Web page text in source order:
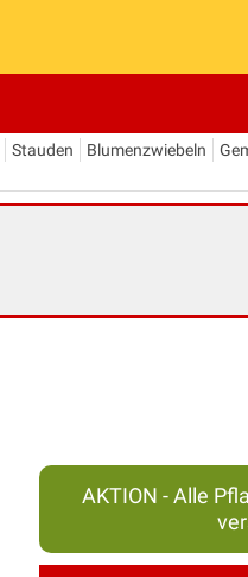
Stauden Blumenzwiebeln
AKTION - Alle